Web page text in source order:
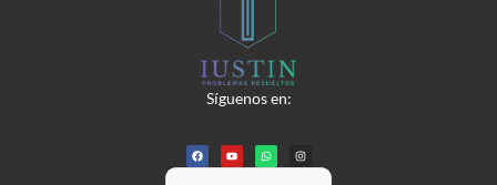
Síguenosen:
F
a
c
Y
o
u
W
h
a
I
n
s